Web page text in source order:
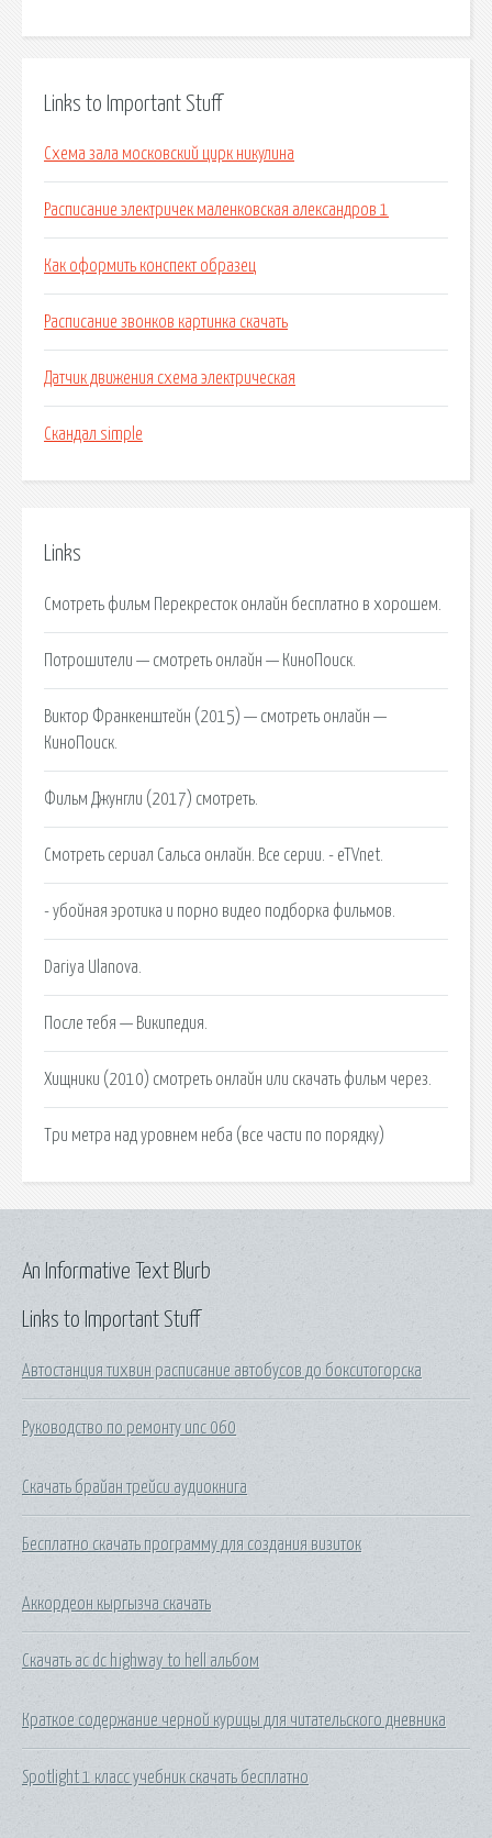
Links to Important Stuff
Схема зала московский цирк никулина
Расписание электричек маленковская александров 1
Как оформить конспект образец
Расписание звонков картинка скачать
Датчик движения схема электрическая
Скандал simple
Links
Смотреть фильм Перекресток онлайн бесплатно в хорошем.
Потрошители — смотреть онлайн — КиноПоиск.
Виктор Франкенштейн (2015) — смотреть онлайн —
КиноПоиск.
Фильм Джунгли (2017) смотреть.
Смотреть сериал Сальса онлайн. Все серии. - eTVnet.
- убойная эротика и порно видео подборка фильмов.
Dariya Ulanova.
После тебя — Википедия.
Хищники (2010) смотреть онлайн или скачать фильм через.
Три метра над уровнем неба (все части по порядку)
Links to Important Stuff
Автостанция тихвин расписание автобусов до бокситогорска
Руководство по ремонту unc 060
Скачать брайан трейси аудиокнига
Бесплатно скачать программу для создания визиток
Аккордеон кыргызча скачать
Скачать ac dc highway to hell альбом
Краткое содержание черной курицы для читательского дневника
Spotlight 1 класс учебник скачать бесплатно
An Informative Text Blurb